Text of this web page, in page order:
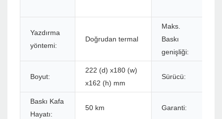
Yazdırma
yöntemi:
Doğrudan termal
Maks.
Baskı
genişliği:
Boyut:
222 (d) x180 (w)
x162 (h) mm
Sürücü:
Baskı Kafa
Hayatı:
50 km Garanti: